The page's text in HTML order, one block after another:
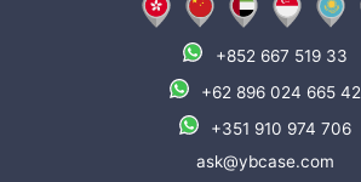
+852 667 519 33
+62 896 024 665 42
+351 910 974 706
ask@ybcase.com